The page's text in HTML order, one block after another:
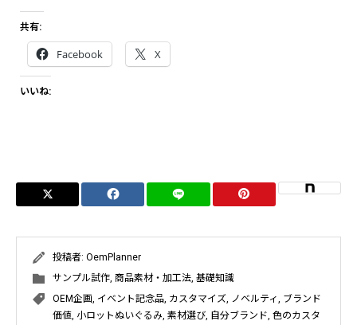
共有:
Facebook X
いいね:
投稿者: OemPlanner
サンプル試作, 商品素材・加工法, 基礎知識
OEM企画, イベント記念品, カスタマイズ, ノベルティ, ブランド
価値, 小ロットぬいぐるみ, 素材選び, 自分ブランド, 色のカスタ